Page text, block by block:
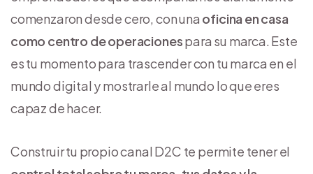
comenzaron desde cero, con una oficina en casa
como centro de operacionespara su marca. Este
es tu momento para trascender con tu marca en el
mundo digital y mostrarle al mundo lo que eres
capaz de hacer.
Construir tu propio canal D2C te permite tener el